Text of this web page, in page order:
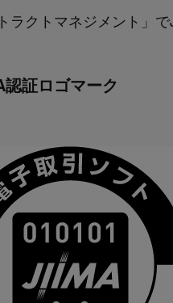
ラクトマネジメント」
証ロゴマーク